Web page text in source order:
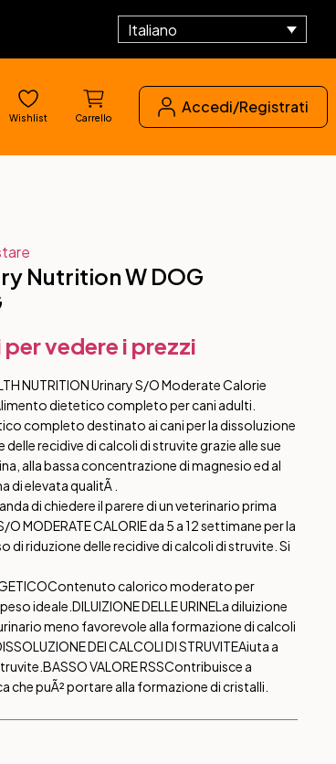
Italiano
Wishlist Carrello
Accedi/Registrati
Nutrition W DOG
vedere i prezzi
NUTRITION Urinary S/O Moderate Calorie
dietetico completo per cani adulti.
completo destinato ai cani per la dissoluzione
recidive di calcoli di struvite grazie alle sue
alla bassa concentrazione di magnesio ed al
elevata qualitÃ .
di chiedere il parere di un veterinario prima
MODERATE CALORIE da 5 a 12 settimane per la
di riduzione delle recidive di calcoli di struvite. Si
Contenuto calorico moderato per
ideale. DILUIZIONE DELLE URINELa diluizione
meno favorevole alla formazione di calcoli
DEI CALCOLI DI STRUVITEAiuta a
BASSO VALORE RSSContribuisce a
che puÃ² portare alla formazione di cristalli.